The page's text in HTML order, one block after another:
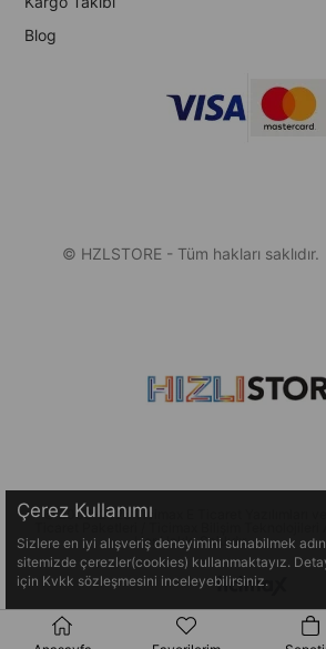
Blog
© HZLSTORE - Tüm hakları saklıdır.
© 2005-2026 Ticimax E Ticaret Yazılımları ve
Her Hakkı Saklıdır.
Çerez Kullanımı
Sizlere en iyi alışveriş deneyimini sunabilmek
sitemizde çerezler(cookies) kullanmaktayız.
için Kvkk sözleşmesini inceleyebilirsiniz.